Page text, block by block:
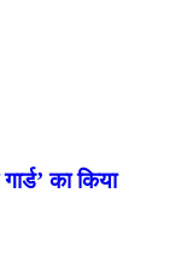
का किया